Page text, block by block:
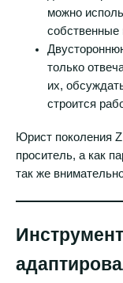
можно
собственные
только
их,
строится
Юрист поколения
проситель, а как
так же